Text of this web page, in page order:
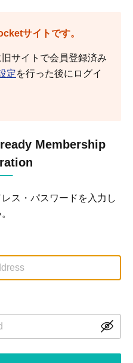
サイトです。
サイトで会員登録済み
定を行った後にログイ
Membership
ス・パスワードを入力し